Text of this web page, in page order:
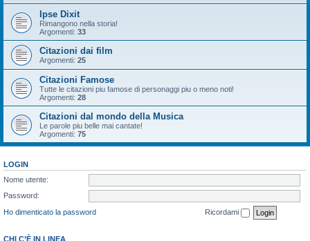
Ipse Dixit
Rimangono nella storia!
Argomenti: 33
Citazioni dai film
Argomenti: 25
Citazioni Famose
Tutte le citazioni piu famose di personaggi piu o meno noti!
Argomenti: 28
Citazioni dal mondo della Musica
Le parole piu belle mai cantate!
Argomenti: 75
LOGIN
Nome utente:
Password:
Ho dimenticato la password
Ricordami
CHI C’È IN LINEA